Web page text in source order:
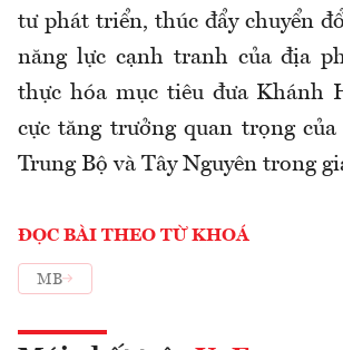
tư phát triển, thúc đẩy chuyển
năng lực cạnh tranh của địa
thực hóa mục tiêu đưa Khánh
cực tăng trưởng quan trọng
Trung Bộ và Tây Nguyên trong
ĐỌC BÀI THEO TỪ KHOÁ
MB